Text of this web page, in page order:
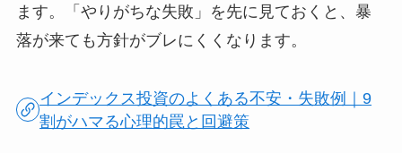
ます。「やりがちな失敗」を先に見ておくと、暴
落が来ても方針がブレにくくなります。
インデックス投資のよくある不安・失敗例｜9
割がハマる心理的罠と回避策